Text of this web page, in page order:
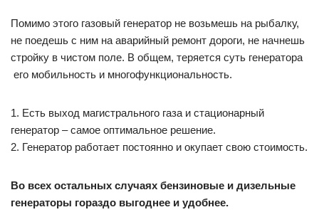
Помимо этого газовый генератор не возьмешь на рыбалку,
не поедешь с ним на аварийный ремонт дороги, не начнешь
стройку в чистом поле. В общем, теряется суть генератора
­ его мобильность и многофункциональность.
1. Есть выход магистрального газа и стационарный
генератор­ – самое оптимальное решение.
2. Генератор работает постоянно и окупает свою стоимость.
Во всех остальных случаях бензиновые и дизельные
генераторы гораздо выгоднее и удобнее.